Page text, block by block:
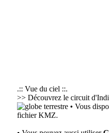
.:: Vue du ciel ::.
>> Découvrez le circuit
• Vous
fichier KMZ.